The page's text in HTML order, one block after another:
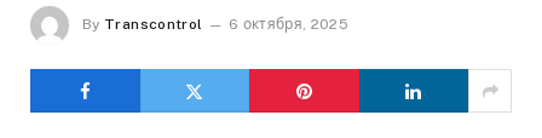
By Transcontrol 6 октября, 2025